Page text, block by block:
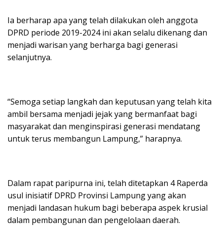
Ia berharap apa yang telah dilakukan oleh anggota
DPRD periode 2019-2024 ini akan selalu dikenang dan
menjadi warisan yang berharga bagi generasi
selanjutnya.
“Semoga setiap langkah dan keputusan yang telah kita
ambil bersama menjadi jejak yang bermanfaat bagi
masyarakat dan menginspirasi generasi mendatang
untuk terus membangun Lampung,” harapnya.
Dalam rapat paripurna ini, telah ditetapkan 4 Raperda
usul inisiatif DPRD Provinsi Lampung yang akan
menjadi landasan hukum bagi beberapa aspek krusial
dalam pembangunan dan pengelolaan daerah.